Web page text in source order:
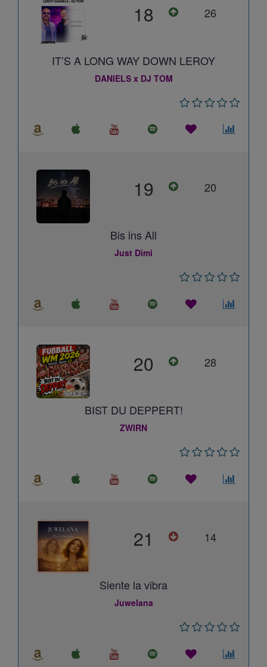
18 26
IT’S A LONG WAY DOWN LEROY
DANIELS x DJ TOM
19 20
Bis ins All
Just Dimi
20 28
BIST DU DEPPERT!
ZWIRN
21 14
Siente la vibra
Juwelana